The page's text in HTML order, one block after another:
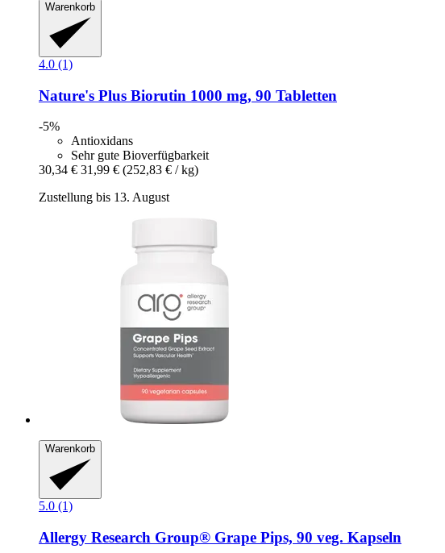
Warenkorb
4.0 (1)
Nature's Plus Biorutin 1000 mg, 90 Tabletten
-5%
Antioxidans
Sehr gute Bioverfügbarkeit
30,34 € 31,99 € (252,83 € / kg)
Zustellung bis 13. August
Warenkorb
5.0 (1)
Allergy Research Group® Grape Pips, 90 veg. Kapseln